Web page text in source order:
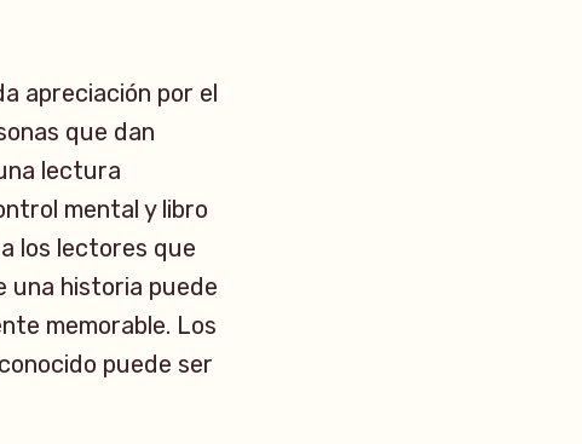
apreciación por el
que dan
lectura
mental y libro
los lectores que
una historia puede
memorable. Los
puede ser